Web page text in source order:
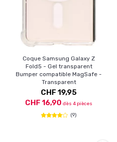
Coque Samsung Galaxy Z
Fold5 - Gel transparent
Bumper compatible MagSafe -
Transparent
CHF 19,95
CHF 16,90 dès 4 pièces
(9)